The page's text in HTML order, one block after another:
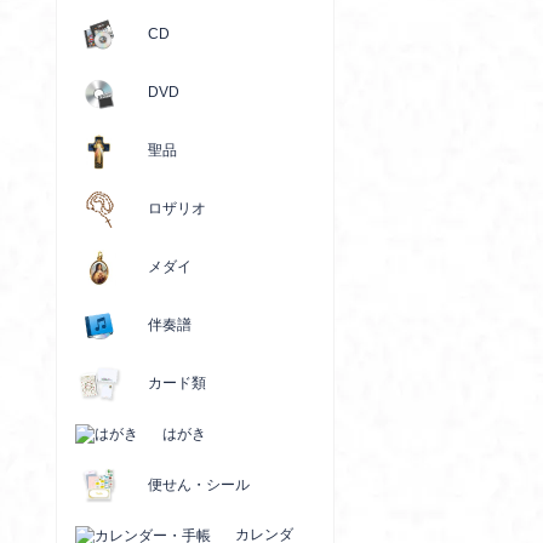
CD
DVD
聖品
ロザリオ
メダイ
伴奏譜
カード類
はがき
便せん・シール
カレンダ